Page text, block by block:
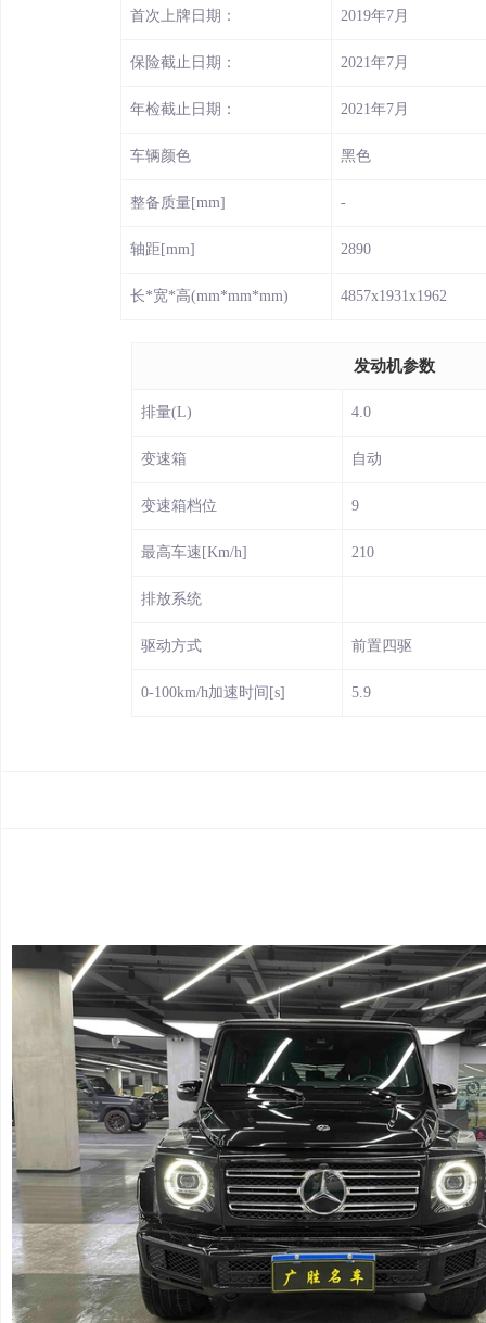
首次上牌日期： 2019年7月
保险截止日期： 2021年7月
年检截止日期： 2021年7月
车辆颜色 黑色
整备质量[mm] -
轴距[mm] 2890
长*宽*高(mm*mm*mm) 4857x1931x1962
发动机参数
排量(L) 4.0
变速箱 自动
变速箱档位 9
最高车速[Km/h] 210
排放系统
驱动方式 前置四驱
0-100km/h加速时间[s] 5.9